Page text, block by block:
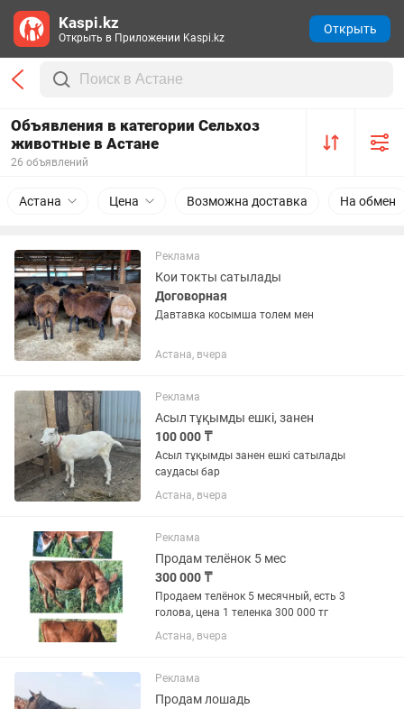
Объявления в категории Сельхоз
животные в Астане
26 объявлений
Астана Цена Возможна доставка На обмен
Реклама
Кои токты сатылады
Договорная
Давтавка косымша толем мен
Астана, вчера
Реклама
Асыл тұқымды ешкі, занен
100 000 ₸
Асыл тұқымды занен ешкі сатылады
саудасы бар
Астана, вчера
Реклама
Продам телёнок 5 мес
300 000 ₸
Продаем телёнок 5 месячный, есть 3
голова, цена 1 теленка 300 000 тг
Астана, вчера
Реклама
Продам лошадь
Kaspi.kz
Открыть в Приложении Kaspi.kz
Открыть